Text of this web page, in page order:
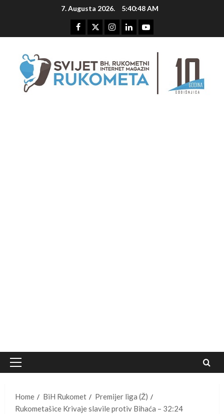
7. Augusta 2026. 5:40:49 AM
Primary
Home
BiH Rukomet
Premijer liga (Ž)
Rukometašice Krivaje slavile protiv Bihaća – 32:24